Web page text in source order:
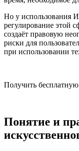
Но у использования
регулирование этой
создаёт правовую
риски для
при использовании
Получить
Понятие и